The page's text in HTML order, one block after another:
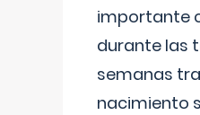
importante
durante las
semanas
nacimiento